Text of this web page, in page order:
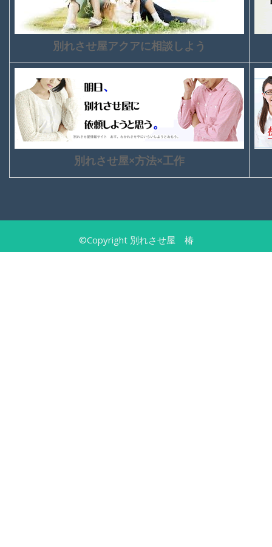
別れさせ屋アクアに相談しよう
別れさせ屋×方法×工作
©Copyright 別れさせ屋 椿